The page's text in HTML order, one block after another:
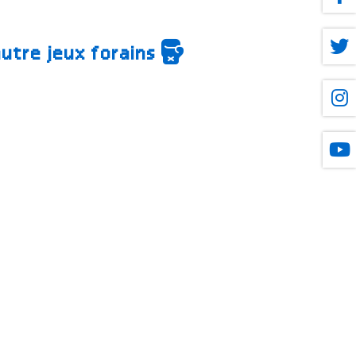
jeux forains